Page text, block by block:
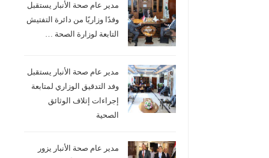
مدير عام صحة الأنبار يستقبل
وفدًا وزاريًا من دائرة التفتيش
التابعة لوزارة الصحة …
مدير عام صحة الأنبار يستقبل
وفد التدقيق الوزاري لمتابعة
إجراءات إتلاف الوثائق
الصحية
مدير عام صحة الأنبار يزور